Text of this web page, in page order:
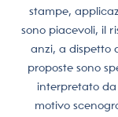
stampe,
sono piacevoli, il
anzi, a dispetto
proposte sono
interpretato
motivo